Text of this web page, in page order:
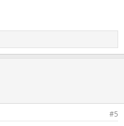
#5